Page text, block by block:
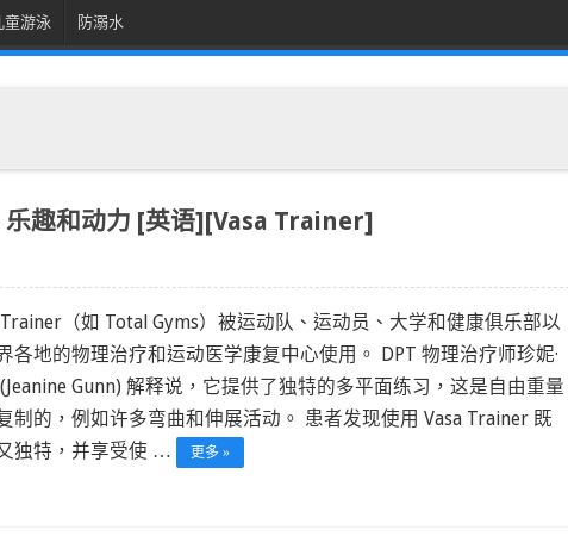
童游泳 防溺水
乐趣和动力 [英语][Vasa Trainer]
Trainer（如 Total Gyms）被运动队、运动员、大学和健康俱乐部以
各地的物理治疗和运动医学康复中心使用。 DPT 物理治疗师珍妮·
Gunn) 解释说，它提供了独特的多平面练习，这是自由重量
制的，例如许多弯曲和伸展活动。 患者发现使用 Vasa Trainer 既
独特，并享受使 …
更多 »